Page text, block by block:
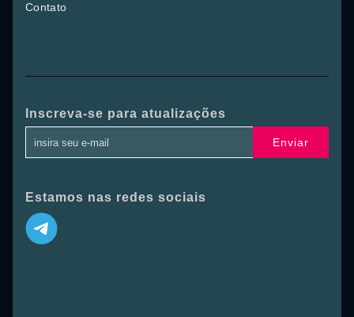
Contato
Inscreva-se para atualizações
Enviar
Estamos nas redes sociais